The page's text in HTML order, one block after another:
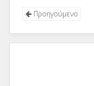
Προηγούμενο